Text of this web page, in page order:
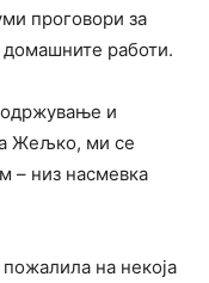
проговори за
работи.
одржување и
Жељко, ми се
– низ насмевка
на некоја